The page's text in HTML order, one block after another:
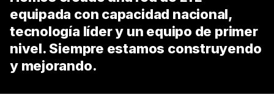
equipada con capacidad nacional,
tecnología líder y un equipo de primer
nivel. Siempre estamos construyendo
y mejorando.